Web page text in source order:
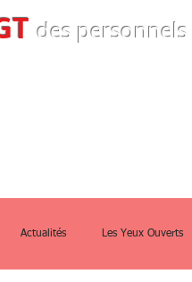
des personnels
Actualités Les Yeux Ouverts